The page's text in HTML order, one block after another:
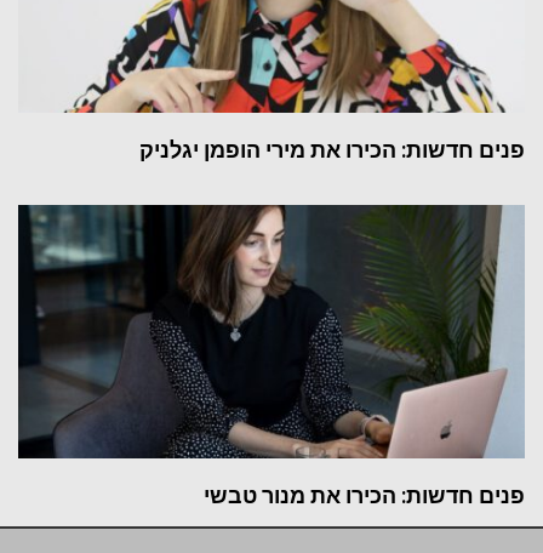
פנים חדשות: הכירו את מירי הופמן יגלניק
פנים חדשות: הכירו את מנור טבשי